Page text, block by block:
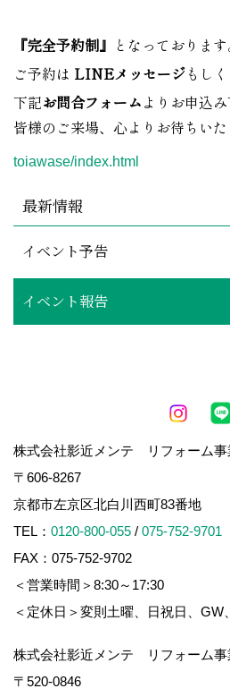
『完全予約制』 となっております
ご予約は LINEメッセージもし
下記お問合フォームよりお申込み
皆様のご来場、心よりお待ちいた
toiawase/index.html
最新情報
イベント予告
イベント報告
株式会社影近メンテ リフォーム事
〒606-8267
京都市左京区北白川西町83番地
TEL： 0120-800-055 / 075-752-9701
FAX：075-752-9702
＜営業時間＞8:30～17:30
＜定休日＞変則土曜、日祝日、
株式会社影近メンテ リフォーム事
〒520-0846